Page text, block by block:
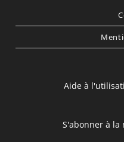
Aide à
S'abonner à